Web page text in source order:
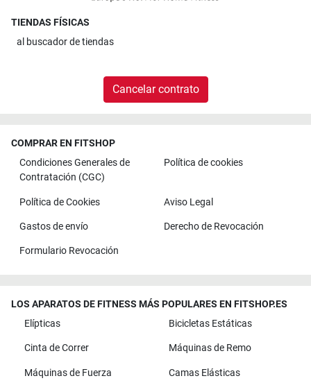
TIENDAS FÍSICAS
al buscador de tiendas
Cancelar contrato
COMPRAR EN FITSHOP
Condiciones Generales de
Contratación (CGC)
Política de cookies
Política de Cookies Aviso Legal
Gastos de envío Derecho de Revocación
Formulario Revocación
LOS APARATOS DE FITNESS MÁS POPULARES EN FITSHOP.ES
Elípticas
Bicicletas Estáticas
Cinta de Correr Máquinas de Remo
Máquinas de Fuerza Camas Elásticas